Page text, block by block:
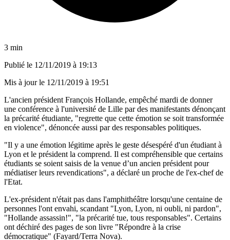
3 min
Publié le 12/11/2019 à 19:13
Mis à jour le 12/11/2019 à 19:51
L'ancien président François Hollande, empêché mardi de donner
une conférence à l'université de Lille par des manifestants dénonçant
la précarité étudiante, "regrette que cette émotion se soit transformée
en violence", dénoncée aussi par des responsables politiques.
"Il y a une émotion légitime après le geste désespéré d'un étudiant à
Lyon et le président la comprend. Il est compréhensible que certains
étudiants se soient saisis de la venue d’un ancien président pour
médiatiser leurs revendications", a déclaré un proche de l'ex-chef de
l'Etat.
L'ex-président n'était pas dans l'amphithéâtre lorsqu'une centaine de
personnes l'ont envahi, scandant "Lyon, Lyon, ni oubli, ni pardon",
"Hollande assassin!", "la précarité tue, tous responsables". Certains
ont déchiré des pages de son livre "Répondre à la crise
démocratique" (Fayard/Terra Nova).